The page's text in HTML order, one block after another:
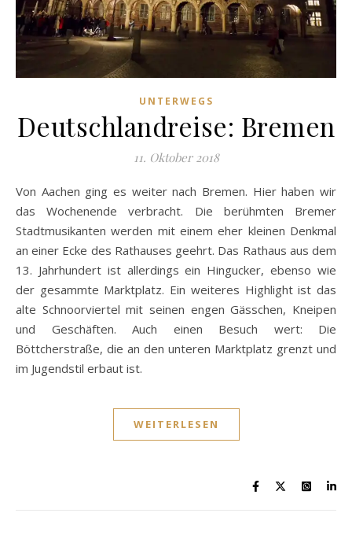
UNTERWEGS
Deutschlandreise: Bremen
11. Oktober 2018
Von Aachen ging es weiter nach Bremen. Hier haben wir
das Wochenende verbracht. Die berühmten Bremer
Stadtmusikanten werden mit einem eher kleinen Denkmal
an einer Ecke des Rathauses geehrt. Das Rathaus aus dem
13. Jahrhundert ist allerdings ein Hingucker, ebenso wie
der gesammte Marktplatz. Ein weiteres Highlight ist das
alte Schnoorviertel mit seinen engen Gässchen, Kneipen
und Geschäften. Auch einen Besuch wert: Die
Böttcherstraße, die an den unteren Marktplatz grenzt und
im Jugendstil erbaut ist.
WEITERLESEN